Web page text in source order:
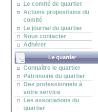
Le comité de quartier
Actions propositions du
comité
Le journal du quartier
Nous contacter
Adhérer
Le quartier
Connaître le quartier
Patrimoine du quartier
Des professionnels à
votre service
Les associations du
quartier